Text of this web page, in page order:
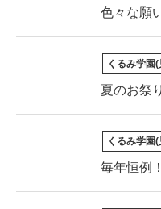
色々な願
くるみ学園
夏のお祭
くるみ学園
毎年恒例